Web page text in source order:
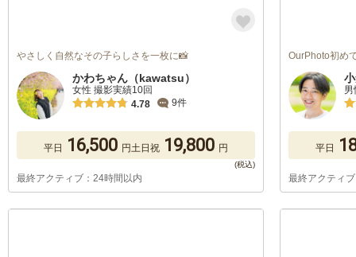
やさしく自然なその子らしさを一枚に📸
かわちゃん（kawatsu）
女性 撮影実績10回
4.78
9件
平日 16,500 円土日祝 19,800 円
最終アクティブ：24時間以内
OurPhoto初め
平日
最終アクティ